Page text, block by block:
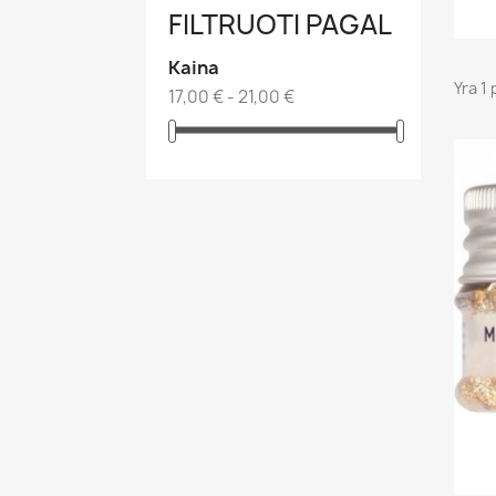
FILTRUOTI PAGAL
Kaina
17,00 € - 21,00 € Yra 1